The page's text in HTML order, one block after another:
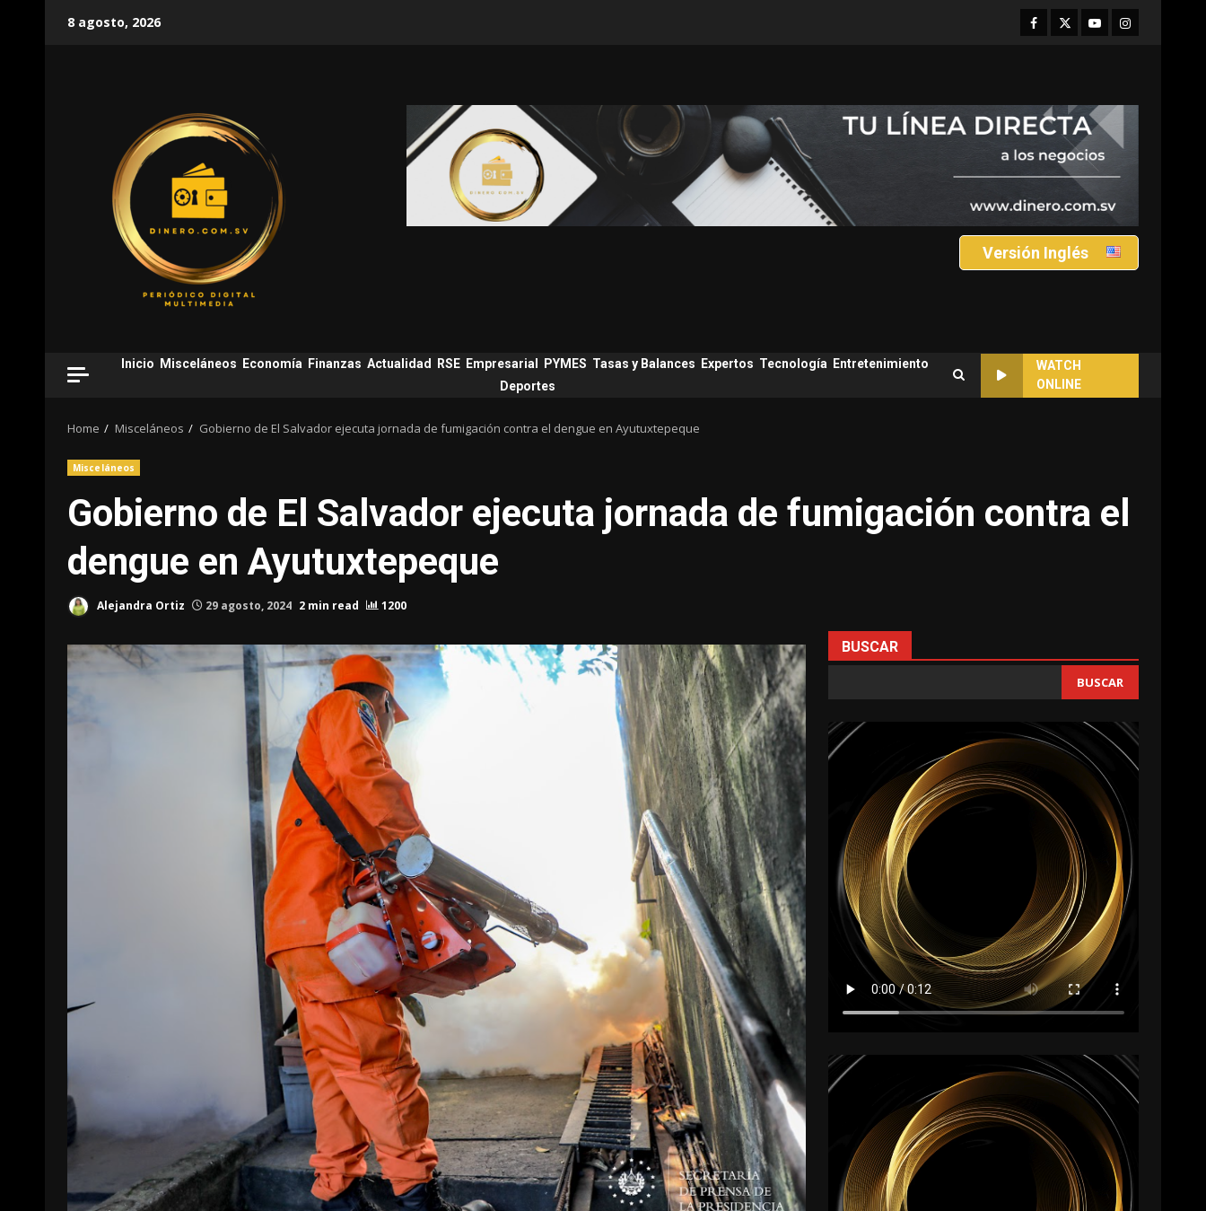
8 agosto, 2026 Facebook
TwitterYoutubeInstagram
Versión Inglés
Inicio Misceláneos Economía Finanzas Actualidad RSE Empresarial PYMES Tasas y Balances Expertos Tecnología
Entretenimiento
Deportes
WATCH
ONLINE
Home Misceláneos Gobierno de El Salvador ejecuta jornada de fumigación contra el dengue en Ayutuxtepeque
Misceláneos
Gobierno de El Salvador ejecuta jornada de fumigación contra el
dengue en Ayutuxtepeque
Alejandra Ortiz 29 agosto, 2024 2 min read 1200
BUSCAR
BUSCAR